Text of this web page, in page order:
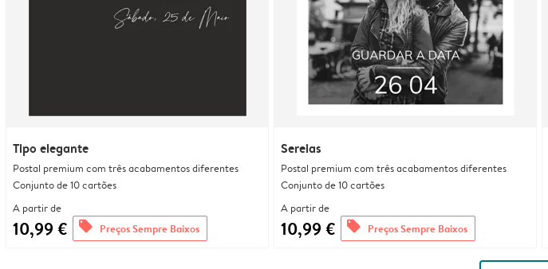
Tipo elegante
Postal premium com três acabamentos diferentes
Conjunto de 10 cartões
A partir de
10,99 € offers Preços Sempre Baixos
Sereias
Postal premium com três acabamentos diferentes
Conjunto de 10 cartões
A partir de
10,99 € offers Preços Sempre Baixos